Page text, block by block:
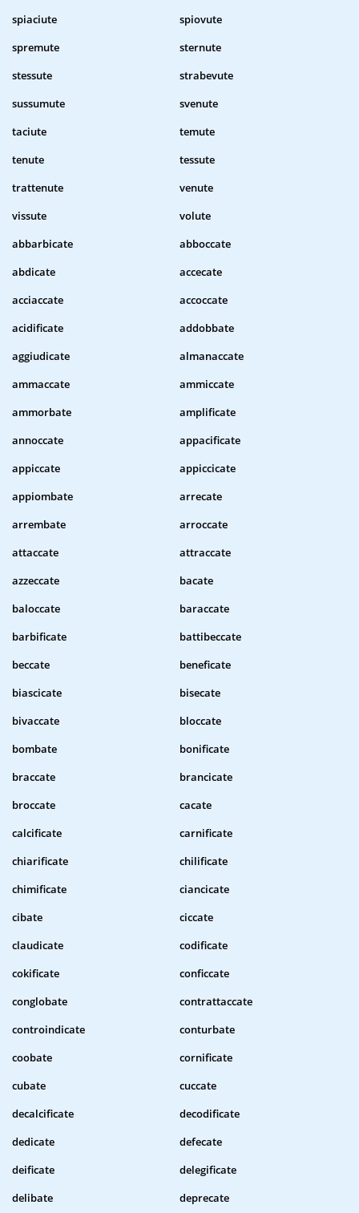
spiaciute
spiovute
spremute
sternute
stessute
strabevute
sussumute
svenute
taciute
temute
tenute
tessute
trattenute
venute
vissute
volute
abbarbicate
abboccate
abdicate
accecate
acciaccate
accoccate
acidificate
addobbate
aggiudicate
almanaccate
ammaccate
ammiccate
ammorbate
amplificate
annoccate
appacificate
appiccate
appiccicate
appiombate
arrecate
arrembate
arroccate
attaccate
attraccate
azzeccate
bacate
baloccate
baraccate
barbificate
battibeccate
beccate
beneficate
biascicate
bisecate
bivaccate
bloccate
bombate
bonificate
braccate
brancicate
broccate
cacate
calcificate
carnificate
chiarificate
chilificate
chimificate
ciancicate
cibate
ciccate
claudicate
codificate
cokificate
conficcate
conglobate
contrattaccate
controindicate
conturbate
coobate
cornificate
cubate
cuccate
decalcificate
decodificate
dedicate
defecate
deificate
delegificate
delibate
deprecate